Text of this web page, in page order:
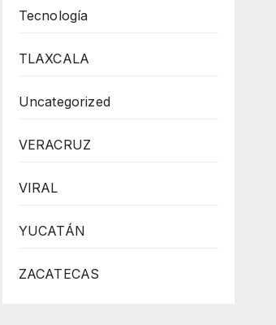
Tecnología
TLAXCALA
Uncategorized
VERACRUZ
VIRAL
YUCATÁN
ZACATECAS